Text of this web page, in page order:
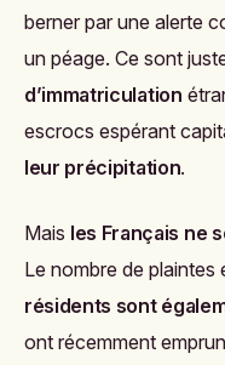
berner par une alerte
un péage. Ce sont
d’immatriculation
escrocs espérant
leur précipitation.
Mais les Français ne
Le nombre de plaintes
résidents sont
ont récemment